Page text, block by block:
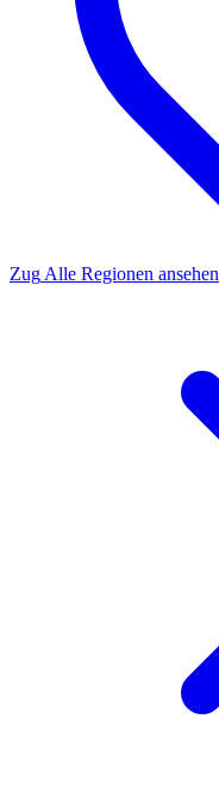
Zug Alle Regionen ansehen